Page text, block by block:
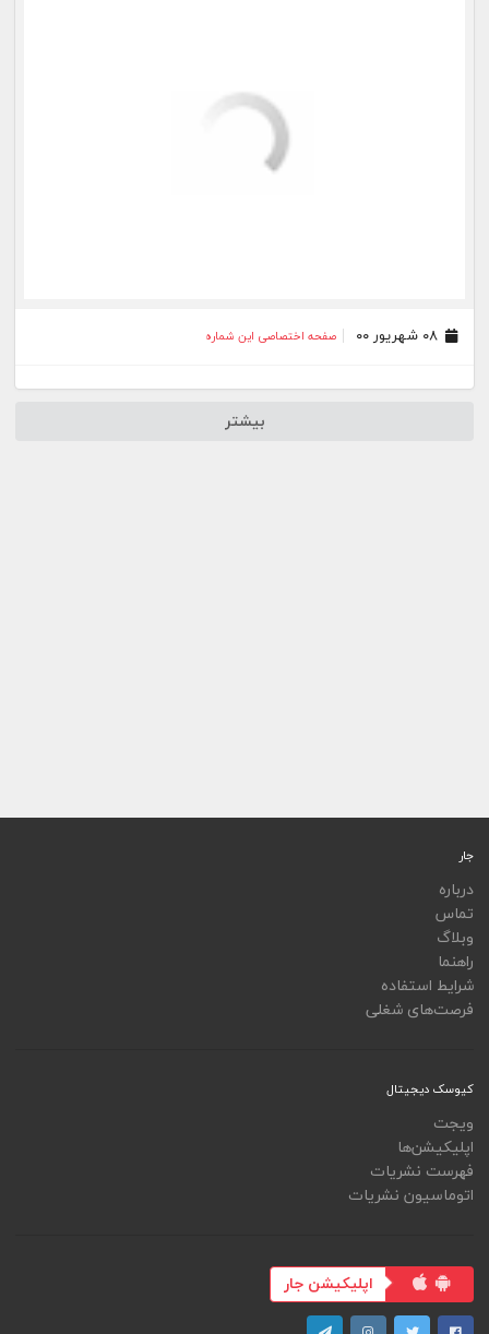
جار
درباره
تماس
وبلاگ
راهنما
شرایط استفاده
فرصت‌های شغلی
کیوسک دیجیتال
ویجت
اپلیکیشن‌ها
فهرست نشریات
اتوماسیون نشریات
اپلیکیشن جار